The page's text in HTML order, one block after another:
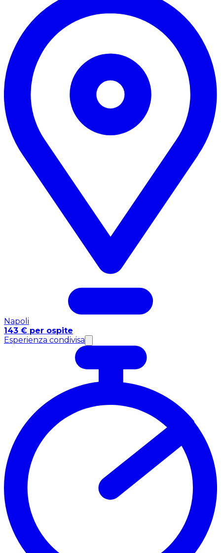
Napoli
143 € per ospite
Esperienza condivisa